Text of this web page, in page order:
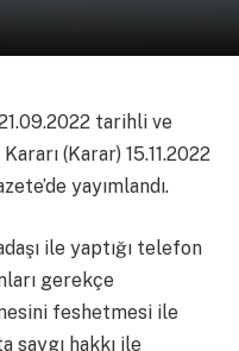
tarihli ve
(Karar) 15.11.2022
yayımlandı.
ile yaptığı telefon
gerekçe
feshetmesi ile
saygı hakkı ile